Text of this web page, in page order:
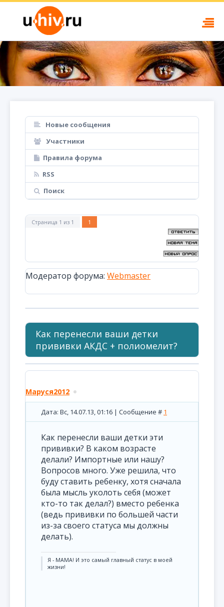
Новые сообщения
Участники
Правила форума
RSS
Поиск
Страница 1 из 1 1
Модератор форума: Webmaster
Как перенесли ваши детки
прививки АКДС + полиомелит?
Маруся2012
Дата: Вс, 14.07.13, 01:16 | Сообщение # 1
Как перенесли ваши детки эти
прививки? В каком возрасте
делали? Импортные или нашу?
Вопросов много. Уже решила, что
буду ставить ребенку, хотя сначала
была мысль уколоть себя (может
кто-то так делал?) вместо ребенка
(ведь прививки по большей части
из-за своего статуса мы должны
делать).
Я - МАМА! И это самый главный статус в моей
жизни!